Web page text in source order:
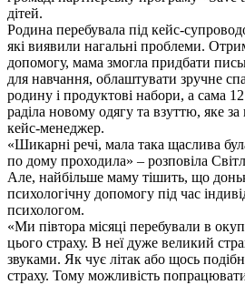
дітей.
Родина перебувала під кейс-
які виявили нагальні проблеми.
допомогу, мама змогла придбати
для навчання, облаштувати зручне
родину і продуктові набори, а сама
раділа новому одягу та взуттю, яке
кейс-менеджер.
«Шикарні речі, мала така щаслива
по дому проходила» – розповіла
Але, найбільше маму тішить, що
психологічну допомогу під час
психологом.
«Ми півтора місяці перебували в
цього страху. В неї дуже великий
звуками. Як чує літак або щось
страху. Тому можливість